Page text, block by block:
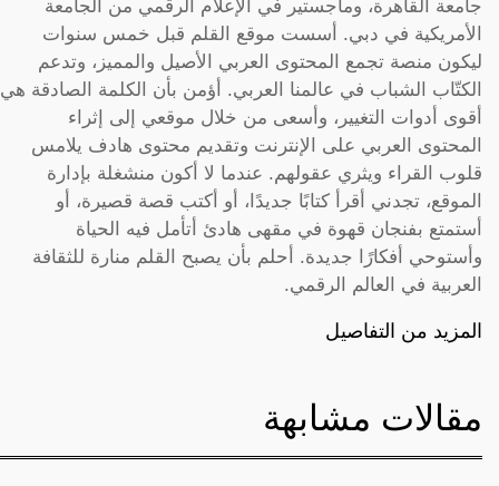
جامعة القاهرة، وماجستير في الإعلام الرقمي من الجامعة
الأمريكية في دبي. أسست موقع القلم قبل خمس سنوات
ليكون منصة تجمع المحتوى العربي الأصيل والمميز، وتدعم
الكتّاب الشباب في عالمنا العربي. أؤمن بأن الكلمة الصادقة هي
أقوى أدوات التغيير، وأسعى من خلال موقعي إلى إثراء
المحتوى العربي على الإنترنت وتقديم محتوى هادف يلامس
قلوب القراء ويثري عقولهم. عندما لا أكون منشغلة بإدارة
الموقع، تجدني أقرأ كتابًا جديدًا، أو أكتب قصة قصيرة، أو
أستمتع بفنجان قهوة في مقهى هادئ أتأمل فيه الحياة
وأستوحي أفكارًا جديدة. أحلم بأن يصبح القلم منارة للثقافة
العربية في العالم الرقمي.
المزيد من التفاصيل
مقالات مشابهة